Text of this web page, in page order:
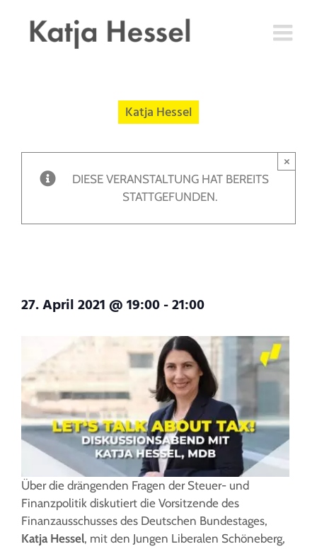
springen
Katja Hessel
DIESE VERANSTALTUNG HAT BEREITS
STATTGEFUNDEN.
×
27. April 2021 @ 19:00-21:00
Über die drängenden Fragen der Steuer- und
Finanzpolitik diskutiert die Vorsitzende des
Finanzausschusses des Deutschen Bundestages,
Katja Hessel, mit den Jungen Liberalen Schöneberg,